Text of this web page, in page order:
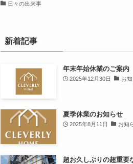
日々の出来事
新着記事
年末年始休業のご案内
2025年12月30日 お
夏季休業のお知らせ
2025年8月11日 お知
超お久しぶりの超重要